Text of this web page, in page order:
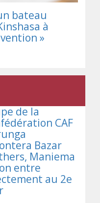
bateau
à
»
de la
CAF
Bazar
Maniema
entre
au 2e